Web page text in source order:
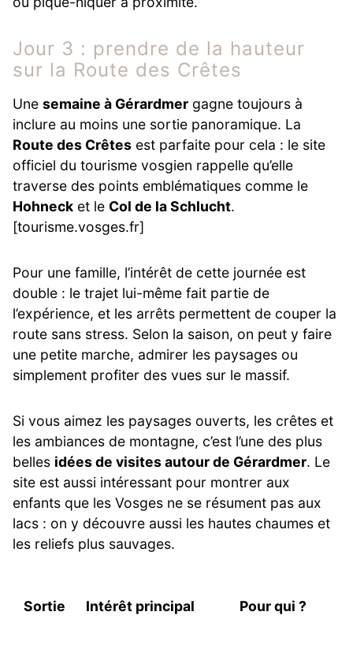
Jour 3 : prendre de la hauteur
sur la Route des Crêtes
Une semaine à Gérardmer gagne toujours à
inclure au moins une sortie panoramique. La
Route des Crêtes est parfaite pour cela : le site
officiel du tourisme vosgien rappelle qu’elle
traverse des points emblématiques comme le
Hohneck et le Col de la Schlucht.
[tourisme.vosges.fr]
Pour une famille, l’intérêt de cette journée est
double : le trajet lui-même fait partie de
l’expérience, et les arrêts permettent de couper la
route sans stress. Selon la saison, on peut y faire
une petite marche, admirer les paysages ou
simplement profiter des vues sur le massif.
Si vous aimez les paysages ouverts, les crêtes et
les ambiances de montagne, c’est l’une des plus
belles idées de visites autour de Gérardmer. Le
site est aussi intéressant pour montrer aux
enfants que les Vosges ne se résument pas aux
lacs : on y découvre aussi les hautes chaumes et
les reliefs plus sauvages.
Sortie Intérêt principal Pour qui ?